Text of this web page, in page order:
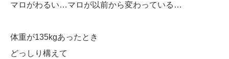
マロがわるい…マロが以前から変わっている…
体重が135kgあったとき
どっしり構えて